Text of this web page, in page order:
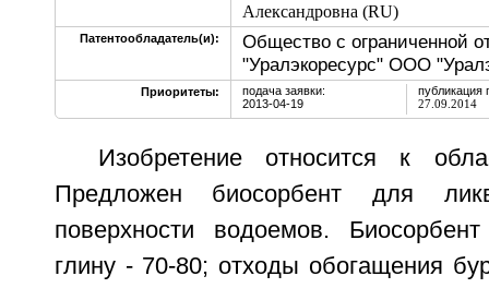
Александровна (RU)
Патентообладатель(и):
Общество с ограниченной
"Уралэкоресурс" ООО
Приоритеты:
подача заявки:
2013-04-19
публикация
27.09.2014
Изобретение относится к
Предложен биосорбент для
поверхности водоемов.
глину - 70-80; отходы обогащения